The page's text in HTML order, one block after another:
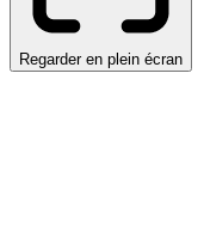
Regarder en plein écran